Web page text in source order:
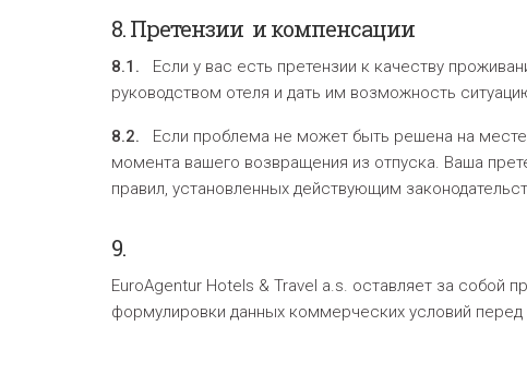
8.Претензии и компенсации
8.1.
Если у вас есть претензии к качеству
руководством отеля и дать им возможность
8.2. Если проблема не может быть решена на
момента вашего возвращения из отпуска. Ваша
правил, установленных действующим
9.
EuroAgentur Hotels & Travel a.s. оставляет за собой
формулировки данных коммерческих условий